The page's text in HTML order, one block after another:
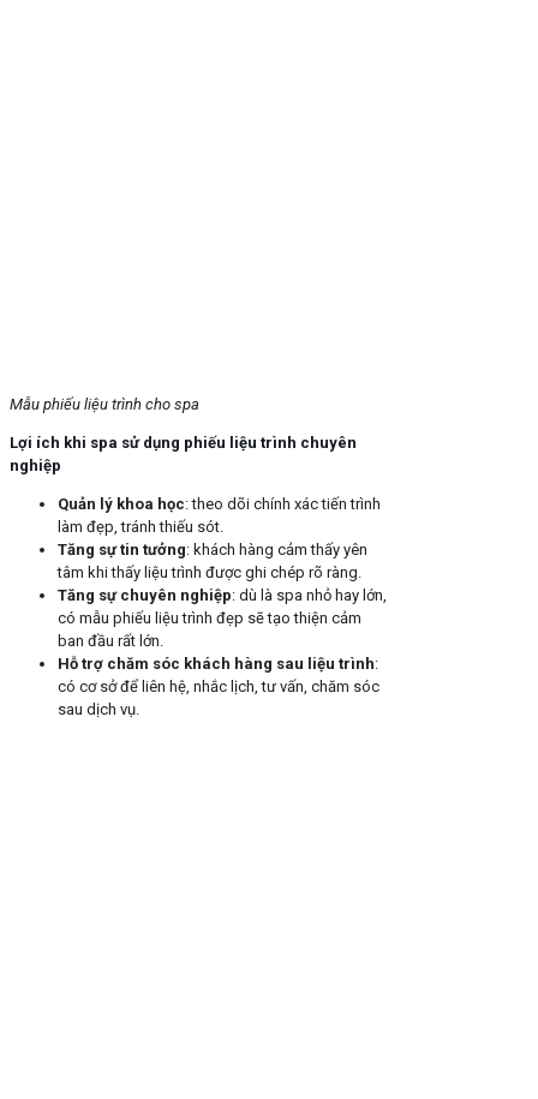
Mẫu phiếu liệu trình cho spa
Lợi ích khi spa sử dụng phiếu liệu trình chuyên
nghiệp
Quản lý khoa học: theo dõi chính xác tiến trình
làm đẹp, tránh thiếu sót.
Tăng sự tin tưởng: khách hàng cảm thấy yên
tâm khi thấy liệu trình được ghi chép rõ ràng.
Tăng sự chuyên nghiệp: dù là spa nhỏ hay lớn,
có mẫu phiếu liệu trình đẹp sẽ tạo thiện cảm
ban đầu rất lớn.
Hỗ trợ chăm sóc khách hàng sau liệu trình:
có cơ sở để liên hệ, nhắc lịch, tư vấn, chăm sóc
sau dịch vụ.